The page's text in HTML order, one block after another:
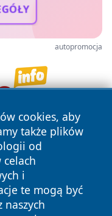
autopromocja
cookies, aby
także plików
od
i
te mogą być
naszych
prawa